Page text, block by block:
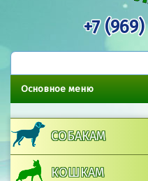
+7
Основное меню
СОБАКАМ
КОШКАМ